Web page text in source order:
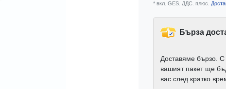
* вкл. GES. ДДС. плюс.
Бърза
Доставяме бързо. С
вашият пакет ще
вас след кратко